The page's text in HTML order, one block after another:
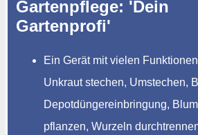
Gartenpflege: 'Dein
Gartenprofi'
Ein Gerät mit vielen
Unkraut stechen, Umstechen,
Depotdüngereinbringung,
pflanzen, Wurzeln